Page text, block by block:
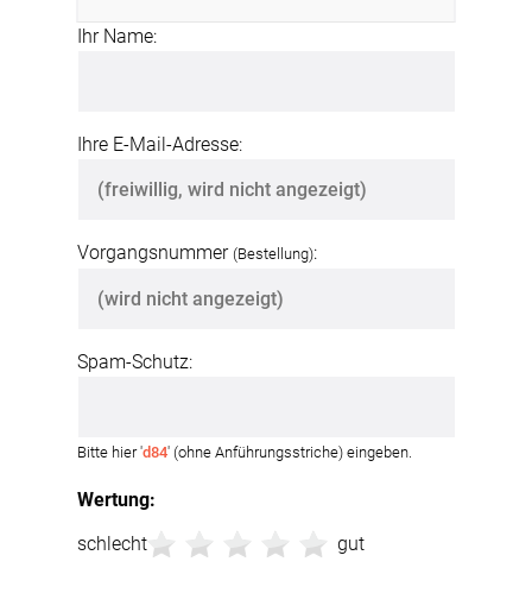
Wertung:
schlecht
gut
Ihr Name:
Ihre E-Mail-Adresse:
Vorgangsnummer (Bestellung):
Spam-Schutz:
Bitte hier 'd84' (ohne Anführungsstriche) eingeben.